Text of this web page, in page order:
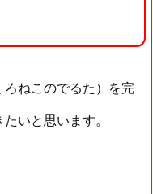
ねこのでるた）を完
いと思います。